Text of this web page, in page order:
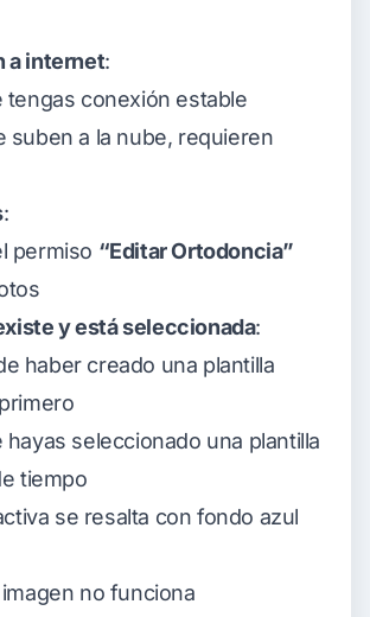
a internet:
tengas conexión estable
suben a la nube, requieren
:
permiso “Editar Ortodoncia”
y está seleccionada:
haber creado una plantilla
hayas seleccionado una plantilla
tiempo
se resalta con fondo azul
no funciona